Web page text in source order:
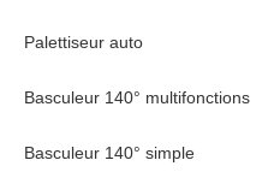
Palettiseur auto
Basculeur 140° multifonctions
Basculeur 140° simple